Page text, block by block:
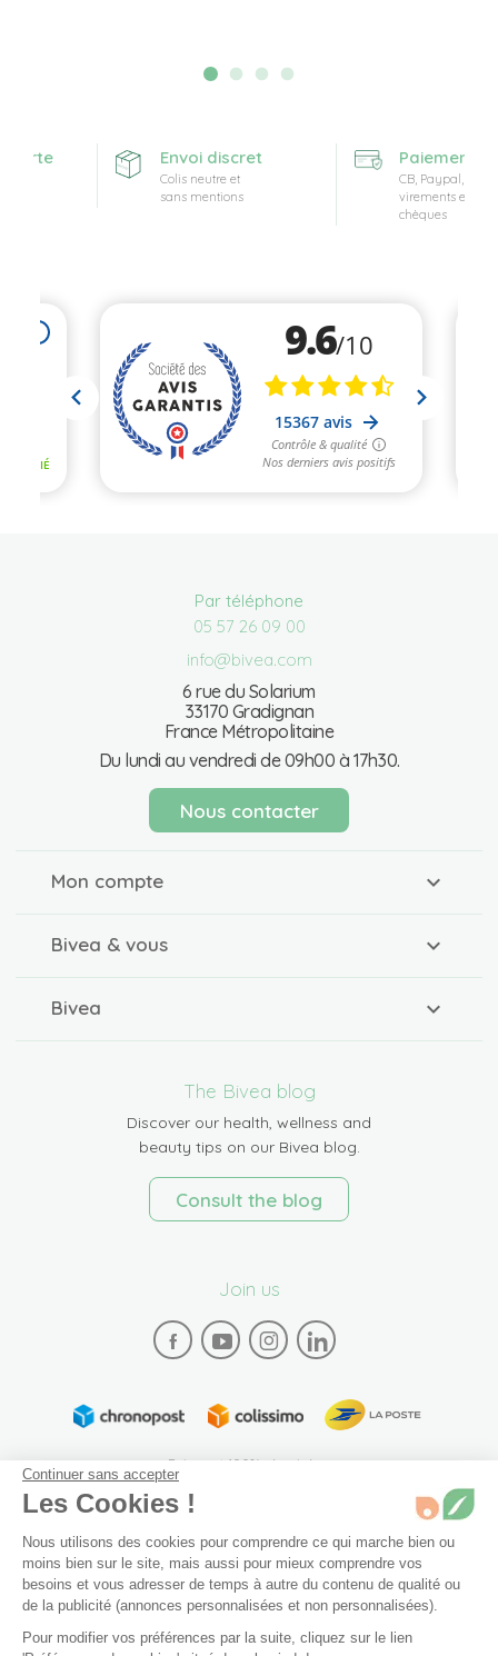
Envoi discret
Colis neutre et
sans mentions
Paiement
CB, Paypal,
virements et
chèques
Par téléphone
05 57 26 09 00
info@bivea.com
6 rue du Solarium
33170 Gradignan
France Métropolitaine
Du lundi au vendredi de 09h00 à 17h30.
Nous contacter
Mon compte
Bivea & vous
Bivea
The Bivea blog
Discover our health, wellness and
beauty tips on our Bivea blog.
Consult the blog
Join us
Paiement 100% sécurisé
Plan du site Mentions légales Conditions générales de vente
Continuer sans accepter
Les Cookies !
Nous utilisons des cookies pour comprendre ce qui marche bien ou
moins bien sur le site, mais aussi pour mieux comprendre vos
besoins et vous adresser de temps à autre du contenu de qualité ou
de la publicité (annonces personnalisées et non personnalisées).
Pour modifier vos préférences par la suite, cliquez sur le lien